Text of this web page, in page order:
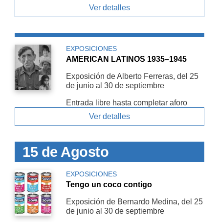
Ver detalles
EXPOSICIONES
AMERICAN LATINOS 1935–1945
Exposición de Alberto Ferreras, del 25
de junio al 30 de septiembre
Entrada libre hasta completar aforo
Ver detalles
15 de Agosto
EXPOSICIONES
Tengo un coco contigo
Exposición de Bernardo Medina, del 25
de junio al 30 de septiembre